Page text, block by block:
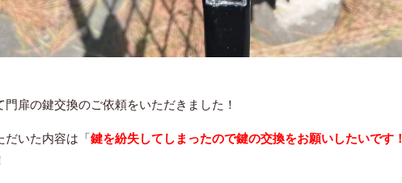
扉の鍵交換のご依頼をいただきました！
だいた内容は「鍵を紛失してしまったので鍵の交換をお願いしたいです！